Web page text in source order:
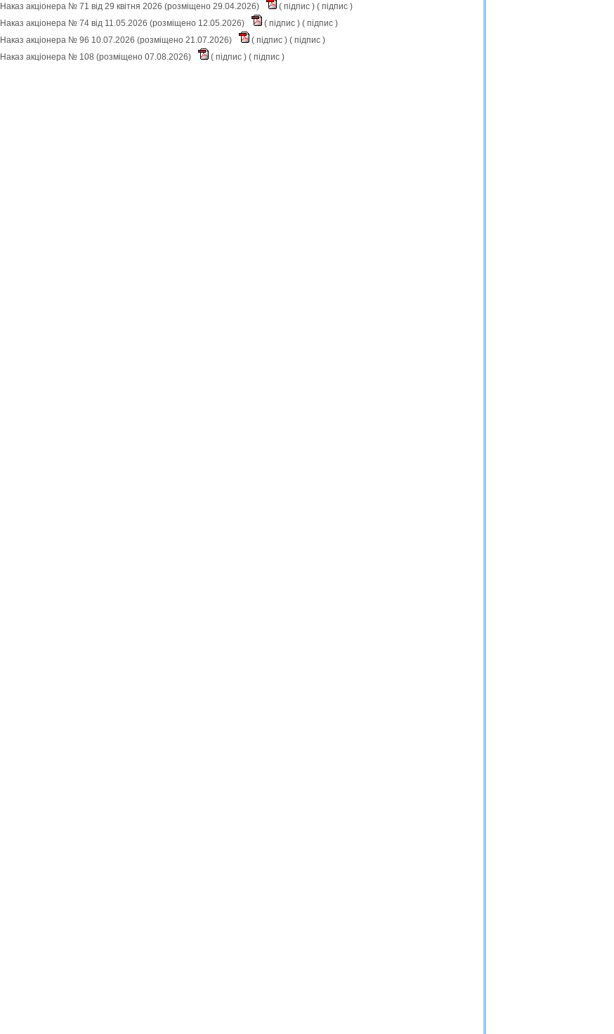
Наказ акціонера № 71 від 29 квітня 2026 (розміщено 29.04.2026)
( підпис ) ( підпис )
Наказ акціонера № 74 від 11.05.2026 (розміщено 12.05.2026)
( підпис ) ( підпис )
Наказ акціонера № 96 10.07.2026 (розміщено 21.07.2026)
( підпис ) ( підпис )
Наказ акціонера № 108 (розміщено 07.08.2026)
( підпис ) ( підпис )